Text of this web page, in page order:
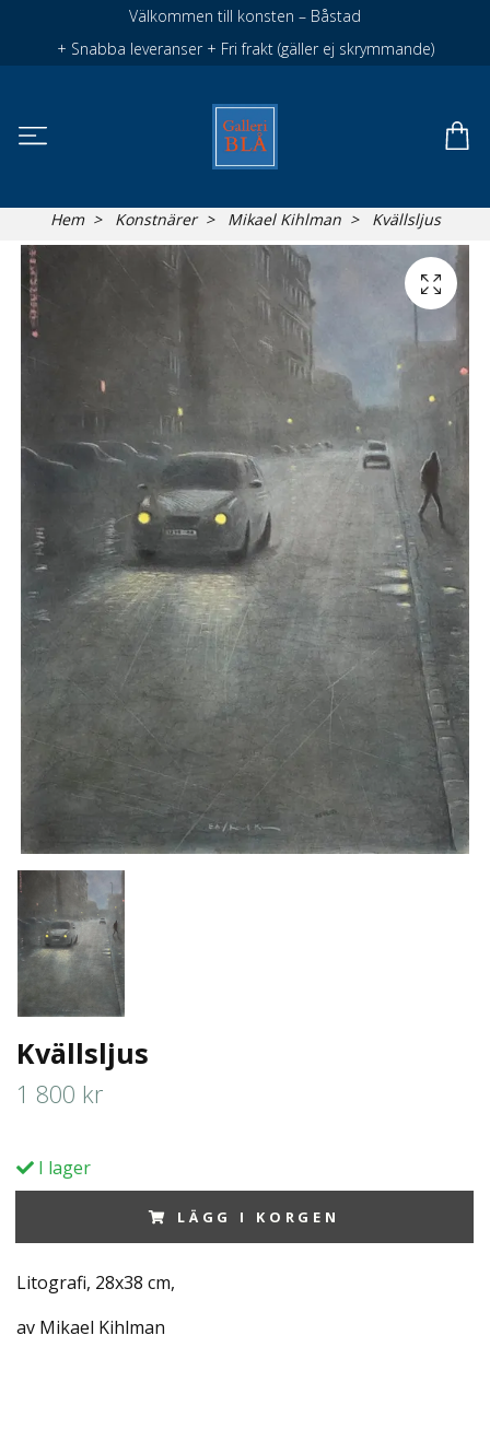
Välkommen till konsten – Båstad
+ Snabba leveranser + Fri frakt (gäller ej skrymmande)
Hem Konstnärer Mikael Kihlman Kvällsljus
Kvällsljus
1 800 kr
I lager
LÄGG I KORGEN
Litografi, 28x38 cm,
av Mikael Kihlman